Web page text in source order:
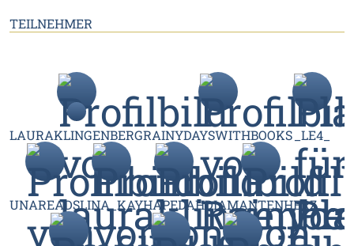
TEILNEHMER
LAURAKLINGENBERGRAINYDAYSWITHBOOKS _LE4_
UNAREADSLINA_KAYHAPEDAHDIAMANTENHERZ